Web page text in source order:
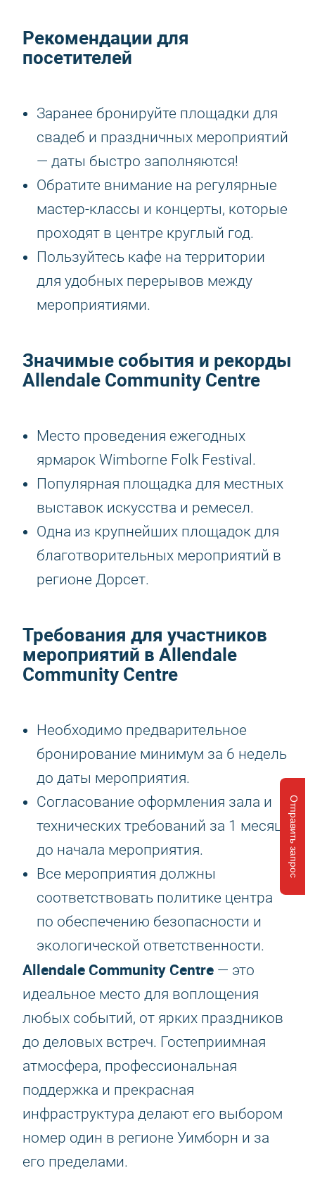
Отправить запрос
Рекомендации для
посетителей
Заранее бронируйте площадки для
свадеб и праздничных мероприятий
— даты быстро заполняются!
Обратите внимание на регулярные
мастер-классы и концерты, которые
проходят в центре круглый год.
Пользуйтесь кафе на территории
для удобных перерывов между
мероприятиями.
Значимые события и рекорды
Allendale Community Centre
Место проведения ежегодных
ярмарок Wimborne Folk Festival.
Популярная площадка для местных
выставок искусства и ремесел.
Одна из крупнейших площадок для
благотворительных мероприятий в
регионе Дорсет.
Требования для участников
мероприятий в Allendale
Community Centre
Необходимо предварительное
бронирование минимум за 6 недель
до даты мероприятия.
Согласование оформления зала и
технических требований за 1 месяц
до начала мероприятия.
Все мероприятия должны
соответствовать политике центра
по обеспечению безопасности и
экологической ответственности.
Allendale Community Centre — это
идеальное место для воплощения
любых событий, от ярких праздников
до деловых встреч. Гостеприимная
атмосфера, профессиональная
поддержка и прекрасная
инфраструктура делают его выбором
номер один в регионе Уимборн и за
его пределами.